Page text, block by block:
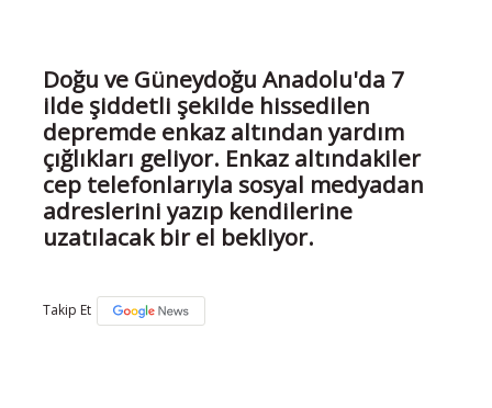
Doğu ve Güneydoğu Anadolu'da 7
ilde şiddetli şekilde hissedilen
depremde enkaz altından yardım
çığlıkları geliyor. Enkaz altındakiler
cep telefonlarıyla sosyal medyadan
adreslerini yazıp kendilerine
uzatılacak bir el bekliyor.
Takip Et